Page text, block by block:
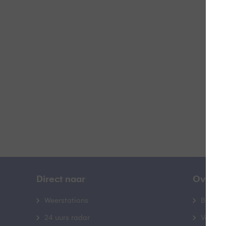
Direct naar
Weerstations
24 uurs radar
Over